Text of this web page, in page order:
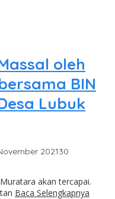
oleh
BIN
Lubuk
202130
akan tercapai.
Baca Selengkapnya